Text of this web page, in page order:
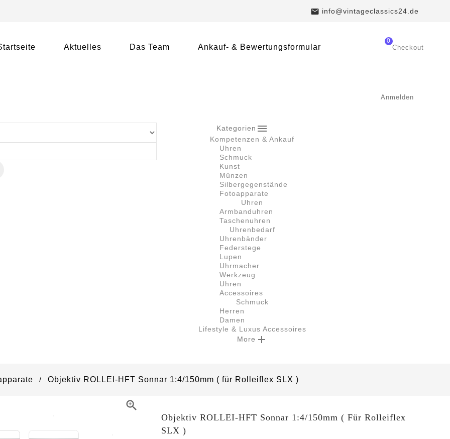
 info@vintageclassics24.de
Aktuelles Das Team Ankauf- & Bewertungsformular Checkout
0
Anmelden
Kategorien 
Kompetenzen & Ankauf
Uhren
Schmuck
Kunst
Münzen
Silbergegenstände
Fotoapparate
Uhren
Armbanduhren
Taschenuhren
Uhrenbedarf
Uhrenbänder
Federstege
Lupen
Uhrmacher
Werkzeug
Uhren
Accessoires
Schmuck
Herren
Damen
Lifestyle & Luxus Accessoires
More 
Objektiv ROLLEI-HFT Sonnar 1:4/150mm ( für Rolleiflex SLX )

Objektiv ROLLEI-HFT Sonnar 1:4/150mm ( Für Rolleiflex
SLX )